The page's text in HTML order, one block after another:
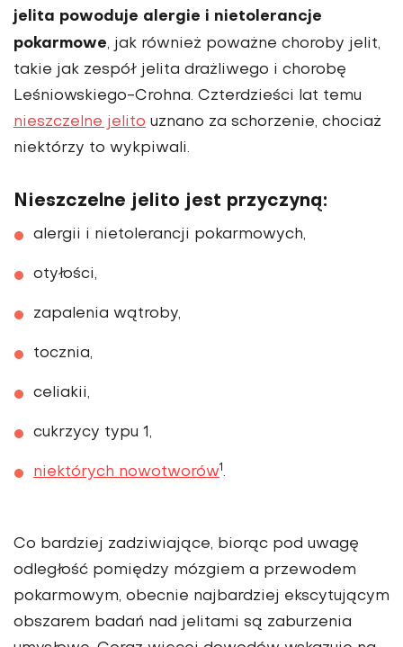
jelita powoduje alergie i nietolerancje
pokarmowe, jak również poważne choroby jelit,
takie jak zespół jelita drażliwego i chorobę
Leśniowskiego-Crohna. Czterdzieści lat temu
nieszczelne jelito uznano za schorzenie, chociaż
niektórzy to wykpiwali.
Nieszczelne jelito jest przyczyną:
alergii i nietolerancji pokarmowych,
otyłości,
zapalenia wątroby,
tocznia,
celiakii,
cukrzycy typu 1,
niektórych nowotworów1.
Co bardziej zadziwiające, biorąc pod uwagę
odległość pomiędzy mózgiem a przewodem
pokarmowym, obecnie najbardziej ekscytującym
obszarem badań nad jelitami są zaburzenia